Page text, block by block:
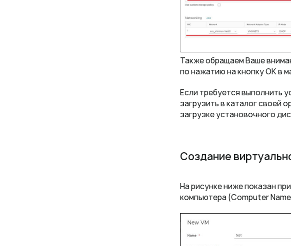
Также обращаем Ваше
по нажатию на кнопку ОК в
Если требуется выполнить
загрузить в каталог своей
загрузке установочного
Cоздание
На рисунке ниже показан
компьютера (Computer